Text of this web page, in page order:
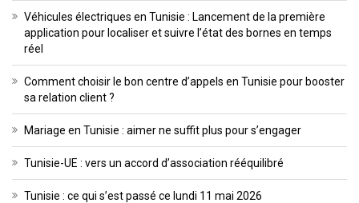
Véhicules électriques en Tunisie : Lancement de la première
application pour localiser et suivre l’état des bornes en temps
réel
Comment choisir le bon centre d’appels en Tunisie pour booster
sa relation client ?
Mariage en Tunisie : aimer ne suffit plus pour s’engager
Tunisie-UE : vers un accord d’association rééquilibré
Tunisie : ce qui s’est passé ce lundi 11 mai 2026